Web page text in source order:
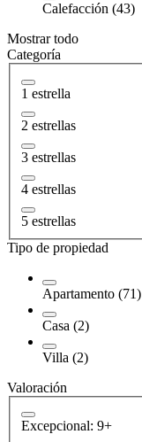
Calefacción (43)
Mostrar todo
Categoría
1 estrella
2 estrellas
3 estrellas
4 estrellas
5 estrellas
Tipo de propiedad
Apartamento (71)
Casa (2)
Villa (2)
Valoración
Excepcional: 9+